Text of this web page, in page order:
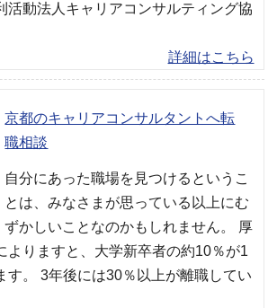
活動法人キャリアコンサルティング協
詳細はこちら
京都のキャリアコンサルタントへ転
職相談
自分にあった職場を見つけるというこ
とは、みなさまが思っている以上にむ
ずかしいことなのかもしれません。 厚
よりますと、大学新卒者の約10％が1
す。 3年後には30％以上が離職してい